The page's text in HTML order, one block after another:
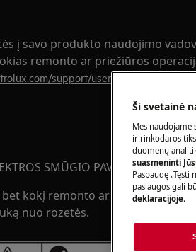
į savo produkto naudojimo
remonto ar priežiūros
support/user-manuals/
SMŪGIO PAVOJUS
kokį remonto ar priežiūros
nuo rozetės.
Ši svetainė
Mes naudojame
ir rinkodaros
duomenų
suasmeninti
Paspaudę
paslaugos gali
deklaracijoje.